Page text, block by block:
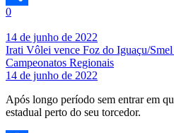
Share
0
14 de junho de 2022
Irati Vôlei vence Foz do Iguaçu/Smel
Campeonatos Regionais
14 de junho de 2022
Após longo período sem entrar em
estadual perto do seu torcedor.